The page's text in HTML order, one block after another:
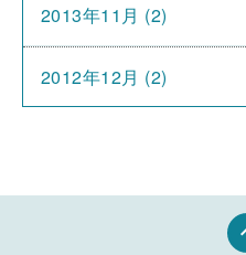
2013年11月 (2)
2012年12月 (2)